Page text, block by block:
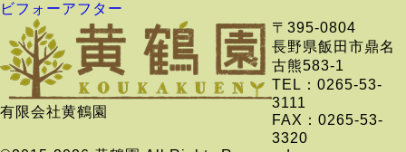
ビフォーアフター
有限会社黄鶴園
〒395-0804
長野県飯田市鼎名
古熊583-1
TEL：0265-53-
3111
FAX：0265-53-
3320